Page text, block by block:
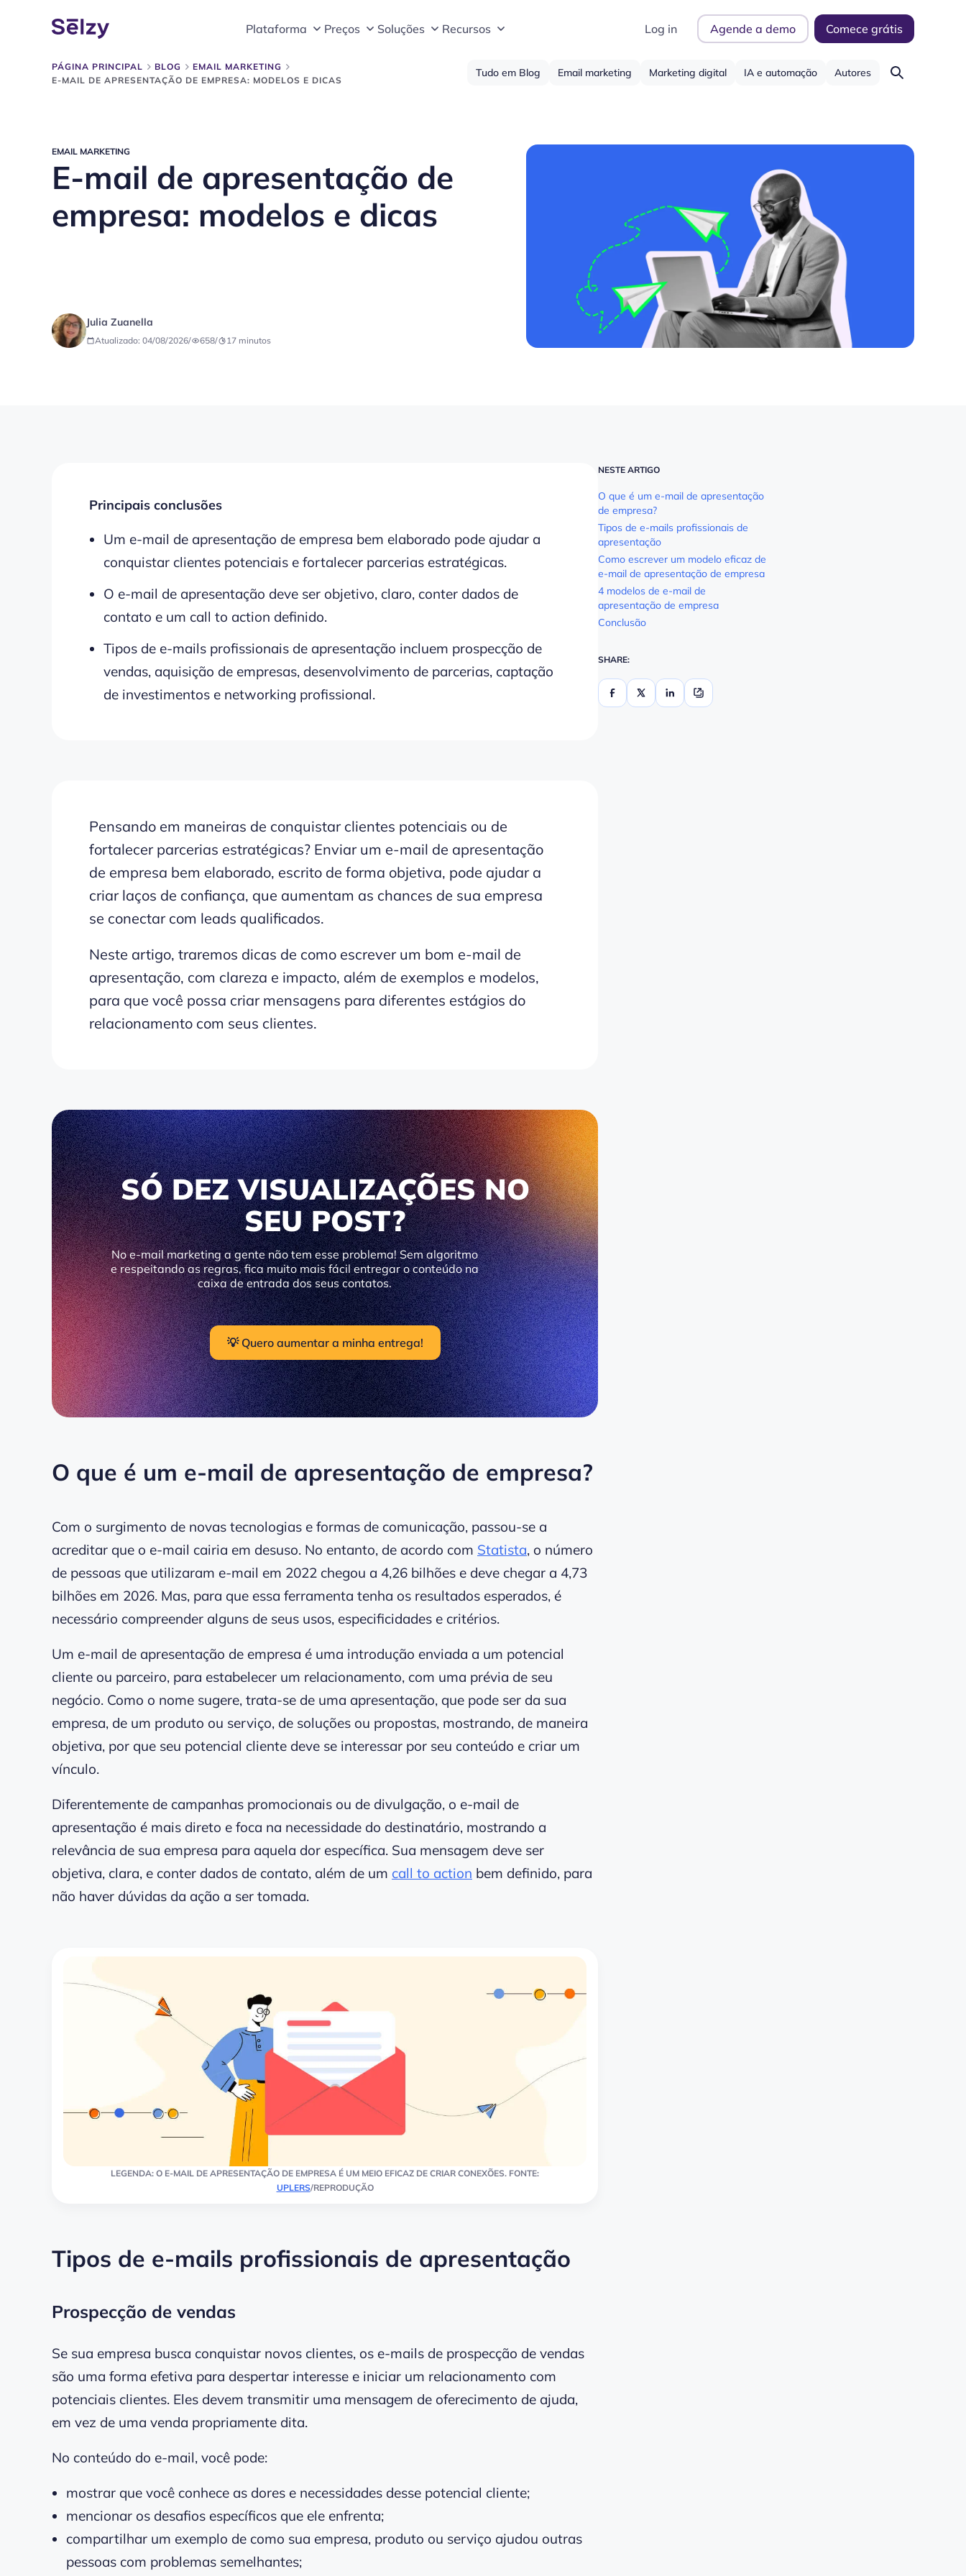
Plataforma Preços Soluções Recursos Log in Agende a demo Comece grátis
PÁGINA PRINCIPAL BLOG
EMAIL MARKETING
E-MAIL DE APRESENTAÇÃO DE EMPRESA: MODELOS E DICAS
Tudo em Blog Email marketing Marketing digital IA e automação Autores
EMAIL MARKETING
E-mail de apresentação de
empresa: modelos e dicas
Julia Zuanella
Atualizado: 04/08/2026/ 658/ 17 minutos
Principais conclusões
Um e-mail de apresentação de empresa bem elaborado pode ajudar a
conquistar clientes potenciais e fortalecer parcerias estratégicas.
O e-mail de apresentação deve ser objetivo, claro, conter dados de
contato e um call to action definido.
Tipos de e-mails profissionais de apresentação incluem prospecção de
vendas, aquisição de empresas, desenvolvimento de parcerias, captação
de investimentos e networking profissional.
Pensando em maneiras de conquistar clientes potenciais ou de
fortalecer parcerias estratégicas? Enviar um e-mail de apresentação
de empresa bem elaborado, escrito de forma objetiva, pode ajudar a
criar laços de confiança, que aumentam as chances de sua empresa
se conectar com leads qualificados.
Neste artigo, traremos dicas de como escrever um bom e-mail de
apresentação, com clareza e impacto, além de exemplos e modelos,
para que você possa criar mensagens para diferentes estágios do
relacionamento com seus clientes.
SÓ DEZ VISUALIZAÇÕES NO
SEU POST?
No e-mail marketing a gente não tem esse problema! Sem algoritmo
e respeitando as regras, fica muito mais fácil entregar o conteúdo na
caixa de entrada dos seus contatos.
💡 Quero aumentar a minha entrega!
O que é um e-mail de apresentação de empresa?
Com o surgimento de novas tecnologias e formas de comunicação, passou-se a
acreditar que o e-mail cairia em desuso. No entanto, de acordo com Statista, o número
de pessoas que utilizaram e-mail em 2022 chegou a 4,26 bilhões e deve chegar a 4,73
bilhões em 2026. Mas, para que essa ferramenta tenha os resultados esperados, é
necessário compreender alguns de seus usos, especificidades e critérios.
Um e-mail de apresentação de empresa é uma introdução enviada a um potencial
cliente ou parceiro, para estabelecer um relacionamento, com uma prévia de seu
negócio. Como o nome sugere, trata-se de uma apresentação, que pode ser da sua
empresa, de um produto ou serviço, de soluções ou propostas, mostrando, de maneira
objetiva, por que seu potencial cliente deve se interessar por seu conteúdo e criar um
vínculo.
Diferentemente de campanhas promocionais ou de divulgação, o e-mail de
apresentação é mais direto e foca na necessidade do destinatário, mostrando a
relevância de sua empresa para aquela dor específica. Sua mensagem deve ser
objetiva, clara, e conter dados de contato, além de um call to action bem definido, para
não haver dúvidas da ação a ser tomada.
LEGENDA: O E-MAIL DE APRESENTAÇÃO DE EMPRESA É UM MEIO EFICAZ DE CRIAR CONEXÕES. FONTE:
UPLERS/REPRODUÇÃO
Tipos de e-mails profissionais de apresentação
Prospecção de vendas
Se sua empresa busca conquistar novos clientes, os e-mails de prospecção de vendas
são uma forma efetiva para despertar interesse e iniciar um relacionamento com
potenciais clientes. Eles devem transmitir uma mensagem de oferecimento de ajuda,
em vez de uma venda propriamente dita.
No conteúdo do e-mail, você pode:
mostrar que você conhece as dores e necessidades desse potencial cliente;
mencionar os desafios específicos que ele enfrenta;
compartilhar um exemplo de como sua empresa, produto ou serviço ajudou outras
pessoas com problemas semelhantes;
NESTE ARTIGO
O que é um e-mail de apresentação
de empresa?
Tipos de e-mails profissionais de
apresentação
Como escrever um modelo eficaz de
e-mail de apresentação de empresa
4 modelos de e-mail de
apresentação de empresa
Conclusão
SHARE: